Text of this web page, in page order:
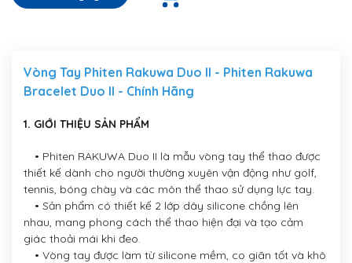
Vòng Tay Phiten Rakuwa Duo II - Phiten Rakuwa
Bracelet Duo II - Chính Hãng
1. GIỚI THIỆU SẢN PHẨM
• Phiten RAKUWA Duo II là mẫu vòng tay thể thao được
thiết kế dành cho người thường xuyên vận động như golf,
tennis, bóng chày và các môn thể thao sử dụng lực tay.
• Sản phẩm có thiết kế 2 lớp dây silicone chồng lên
nhau, mang phong cách thể thao hiện đại và tạo cảm
giác thoải mái khi đeo.
• Vòng tay được làm từ silicone mềm, co giãn tốt và khô